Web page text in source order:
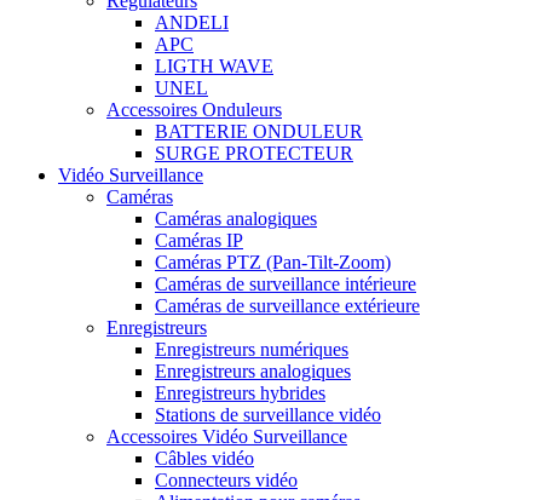
ANDELI
APC
LIGTH WAVE
UNEL
Accessoires Onduleurs
BATTERIE ONDULEUR
SURGE PROTECTEUR
Vidéo Surveillance
Caméras
Caméras analogiques
Caméras IP
Caméras PTZ (Pan-Tilt-Zoom)
Caméras de surveillance intérieure
Caméras de surveillance extérieure
Enregistreurs
Enregistreurs numériques
Enregistreurs analogiques
Enregistreurs hybrides
Stations de surveillance vidéo
Accessoires Vidéo Surveillance
Câbles vidéo
Connecteurs vidéo